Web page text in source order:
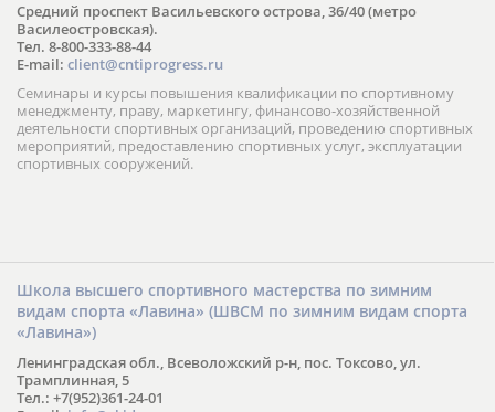
Средний проспект Васильевского острова, 36/40 (метро
Василеостровская).
Тел. 8-800-333-88-44
E-mail: client@cntiprogress.ru
Семинары и курсы повышения квалификации по спортивному
менеджменту, праву, маркетингу, финансово-хозяйственной
деятельности спортивных организаций, проведению спортивных
мероприятий, предоставлению спортивных услуг, эксплуатации
спортивных сооружений.
Школа высшего спортивного мастерства по зимним
видам спорта «Лавина» (ШВСМ по зимним видам спорта
«Лавина»)
Ленинградская обл., Всеволожский р-н, пос. Токсово, ул.
Трамплинная, 5
Тел.: +7(952)361-24-01